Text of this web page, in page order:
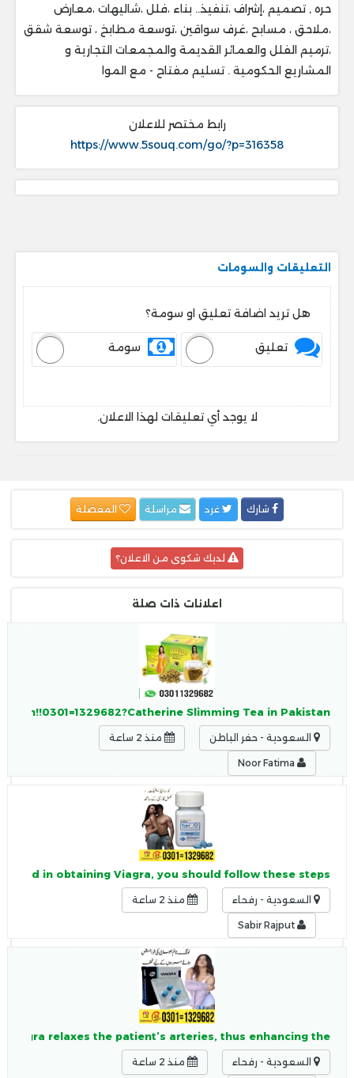
حره , تصميم ،إشراف ،تنفيذ.. ‎بناء ،فلل ،شاليهات ،معارض
،ملاحق ، ‎مسابح ،غرف سواقين ،توسعة مطابخ ، ‎توسعة شقق
،ترميم الفلل والعمائر القديمة والمجمعات التجارية و
المشاريع الحكومية . ‎تسليم مفتاح - مع الموا
رابط مختصر للاعلان
https://www.5souq.com/go/?p=316358
التعليقات والسومات
هل تريد اضافة تعليق او سومة؟
تعليق سومة
لا يوجد أي تعليقات لهذا الاعلان.
شارك غرد
لديك شكوى من الاعلان؟
اعلانات ذات صلة
Slimming Tea in Pakistan
السعودية - حفر الباطن منذ 2 ساعة
in obtaining Viagra, you should follow these steps:
السعودية - رفحاء منذ 2 ساعة
Viagra relaxes the patient’s arteries, thus enhancing the
السعودية - رفحاء منذ 2 ساعة